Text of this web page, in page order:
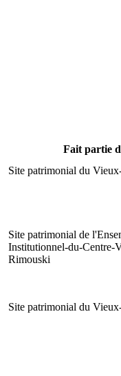
Fait partie
Site patrimonial du
Site patrimonial de
Institutionnel-du-Centre-
Rimouski
Site patrimonial du